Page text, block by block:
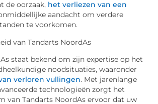
de oorzaak, het verliezen van een
aandacht om verdere
te voorkomen.
van Tandarts NoordAs
staat bekend om zijn expertise op het
noodsituaties, waaronder
verloren vullingen. Met jarenlange
technologieën zorgt het
van Tandarts NoordAs ervoor dat uw